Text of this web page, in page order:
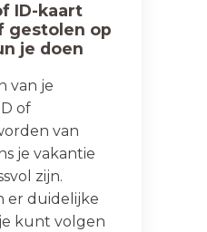
ID-kaart
gestolen op
kun je doen
van je
of
van
je vakantie
zijn.
er duidelijke
kunt volgen